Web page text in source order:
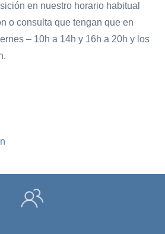
en nuestro horario habitual
o consulta que tengan que en
– 10h a 14h y 16h a 20h y los